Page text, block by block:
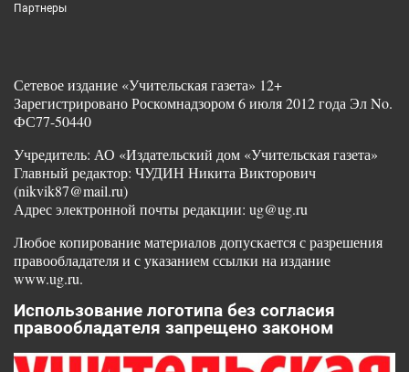
Партнеры
Сетевое издание «Учительская газета» 12+
Зарегистрировано Роскомнадзором 6 июля 2012 года Эл No.
ФС77-50440
Учредитель: АО «Издательский дом «Учительская газета»
Главный редактор: ЧУДИН Никита Викторович
(nikvik87@mail.ru)
Адрес электронной почты редакции: ug@ug.ru
Любое копирование материалов допускается с разрешения
правообладателя и с указанием ссылки на издание
www.ug.ru.
Использование логотипа без согласия
правообладателя запрещено законом